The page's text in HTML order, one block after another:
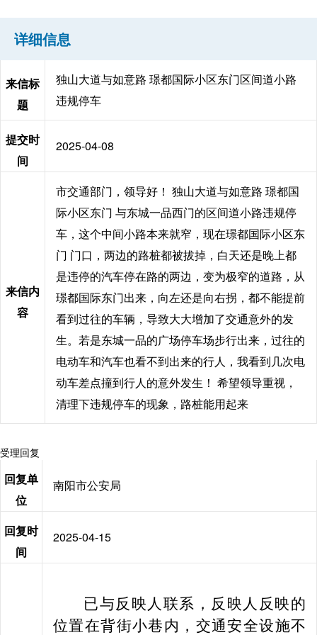
详细信息
来信标
题
独山大道与如意路 璟都国际小区东门区间道小路
违规停车
提交时
间
2025-04-08
来信内
容
市交通部门，领导好！ 独山大道与如意路 璟都国
际小区东门 与东城一品西门的区间道小路违规停
车，这个中间小路本来就窄，现在璟都国际小区东
门 门口，两边的路桩都被拔掉，白天还是晚上都
是违停的汽车停在路的两边，变为极窄的道路，从
璟都国际东门出来，向左还是向右拐，都不能提前
看到过往的车辆，导致大大增加了交通意外的发
生。若是东城一品的广场停车场步行出来，过往的
电动车和汽车也看不到出来的行人，我看到几次电
动车差点撞到行人的意外发生！ 希望领导重视，
清理下违规停车的现象，路桩能用起来
受理回复
回复单
位
南阳市公安局
回复时
间
2025-04-15
已与反映人联系，反映人反映的
位置在背街小巷内，交通安全设施不